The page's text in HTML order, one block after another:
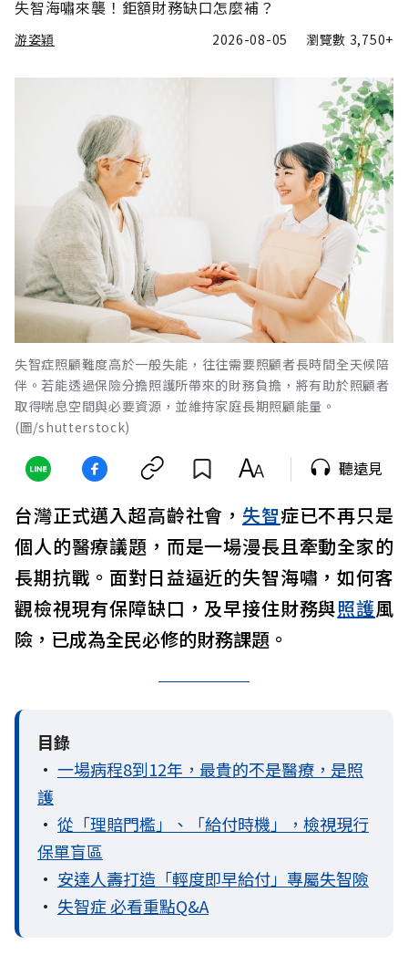
失智海嘯來襲！鉅額財務缺口怎麼補？
游姿穎 2026-08-05 瀏覽數 3,750+
失智症照顧難度高於一般失能，往往需要照顧者長時間全天候陪
伴。若能透過保險分擔照護所帶來的財務負擔，將有助於照顧者
取得喘息空間與必要資源，並維持家庭長期照顧能量。
(圖/shutterstock)
聽遠見
台灣正式邁入超高齡社會， 失智症已不再只是
個人的醫療議題，而是一場漫長且牽動全家的
長期抗戰。面對日益逼近的失智海嘯，如何客
觀檢視現有保障缺口，及早接住財務與照護風
險，已成為全民必修的財務課題。
目錄
• 一場病程8到12年，最貴的不是醫療，是照
護
• 從「理賠門檻」、「給付時機」，檢視現行
保單盲區
• 安達人壽打造「輕度即早給付」專屬失智險
• 失智症 必看重點Q&A